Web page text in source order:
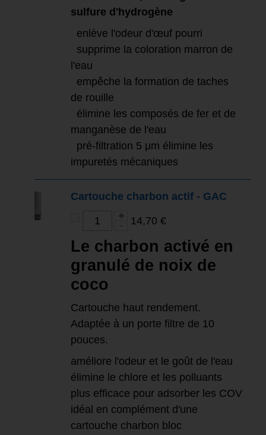
sulfure d'hydrogène
enlève l'odeur d'œuf pourri
supprime la coloration marron de
l'eau
empêche la formation de taches
de rouille
élimine les composés de fer et de
manganèse de l'eau
pré-filtration 5 μm élimine les
impuretés mécaniques
Cartouche charbon actif - GAC
14,70 €
Le charbon activé en
granulé de noix de
coco
Cartouche haut rendement.
Adaptée à un porte filtre de 10
pouces.
améliore l'odeur et le goût de l'eau
élimine le chlore et les polluants
plus efficace pour adsorber les COV
idéal en complément d'une
cartouche charbon bloc